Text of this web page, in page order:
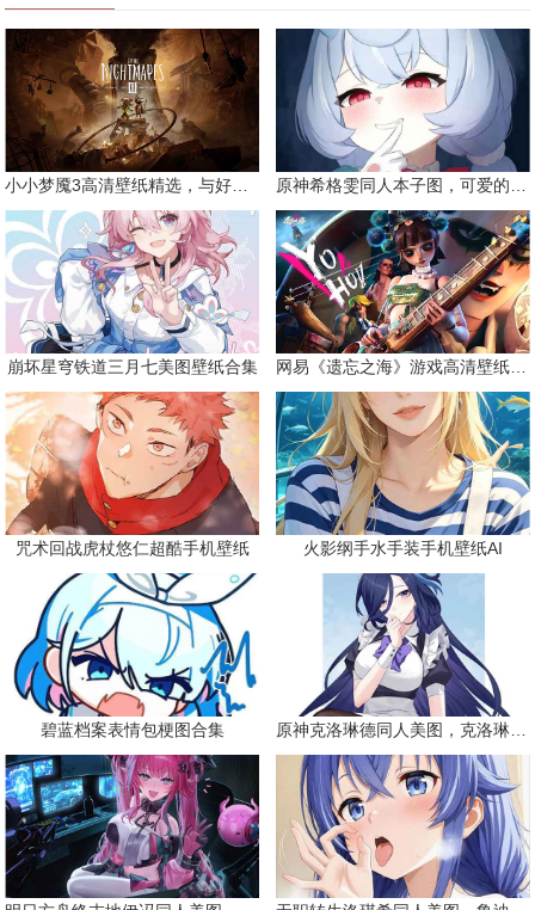
崩坏星穹铁道三月七美图壁纸合集 网易《遗忘之海》游戏高清壁纸精选
咒术回战虎杖悠仁超酷手机壁纸 火影纲手水手装手机壁纸AI
碧蓝档案表情包梗图合集